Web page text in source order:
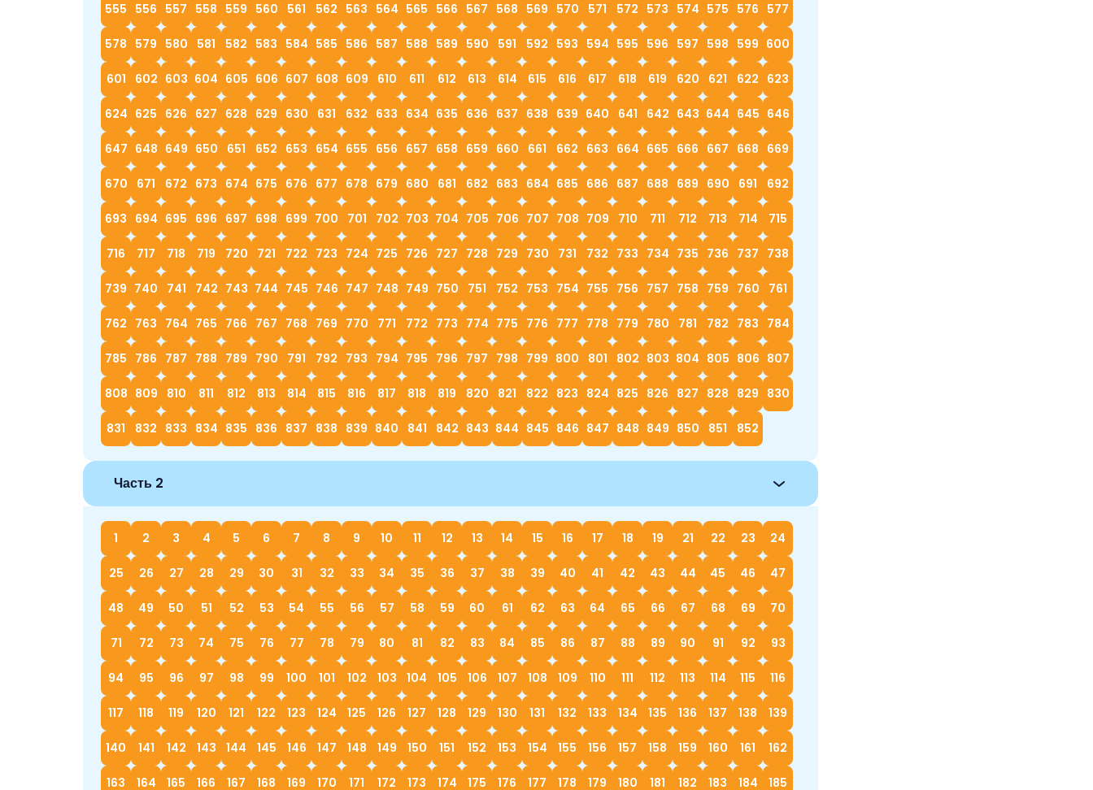
555 556 557 558 559 560 561 562 563 564 565 566 567 568 569 570 571 572 573 574 575 576 577
578 579 580 581 582 583 584 585 586 587 588 589 590 591 592 593 594 595 596 597 598 599 600
601 602 603 604 605 606 607 608 609 610 611 612 613 614 615 616 617 618 619 620 621 622 623
624 625 626 627 628 629 630 631 632 633 634 635 636 637 638 639 640 641 642 643 644 645 646
647 648 649 650 651 652 653 654 655 656 657 658 659 660 661 662 663 664 665 666 667 668 669
670 671 672 673 674 675 676 677 678 679 680 681 682 683 684 685 686 687 688 689 690 691 692
693 694 695 696 697 698 699 700 701 702 703 704 705 706 707 708 709 710 711 712 713 714 715
716 717 718 719 720 721 722 723 724 725 726 727 728 729 730 731 732 733 734 735 736 737 738
739 740 741 742 743 744 745 746 747 748 749 750 751 752 753 754 755 756 757 758 759 760 761
762 763 764 765 766 767 768 769 770 771 772 773 774 775 776 777 778 779 780 781 782 783 784
785 786 787 788 789 790 791 792 793 794 795 796 797 798 799 800 801 802 803 804 805 806 807
808 809 810 811 812 813 814 815 816 817 818 819 820 821 822 823 824 825 826 827 828 829 830
831 832 833 834 835 836 837 838 839 840 841 842 843 844 845 846 847 848 849 850 851 852
Часть 2
1 2 3 4 5 6 7 8 9 10 11 12 13 14 15 16 17 18 19 21 22 23 24
25 26 27 28 29 30 31 32 33 34 35 36 37 38 39 40 41 42 43 44 45 46 47
48 49 50 51 52 53 54 55 56 57 58 59 60 61 62 63 64 65 66 67 68 69 70
71 72 73 74 75 76 77 78 79 80 81 82 83 84 85 86 87 88 89 90 91 92 93
94 95 96 97 98 99 100 101 102 103 104 105 106 107 108 109 110 111 112 113 114 115 116
117 118 119 120 121 122 123 124 125 126 127 128 129 130 131 132 133 134 135 136 137 138 139
140 141 142 143 144 145 146 147 148 149 150 151 152 153 154 155 156 157 158 159 160 161 162
163 164 165 166 167 168 169 170 171 172 173 174 175 176 177 178 179 180 181 182 183 184 185